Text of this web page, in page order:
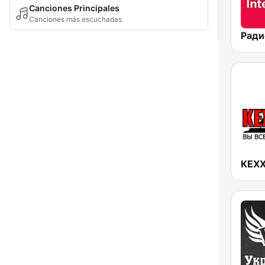
Canciones Principales
Canciones más escuchadas